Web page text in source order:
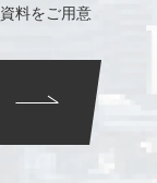
資料をご用意